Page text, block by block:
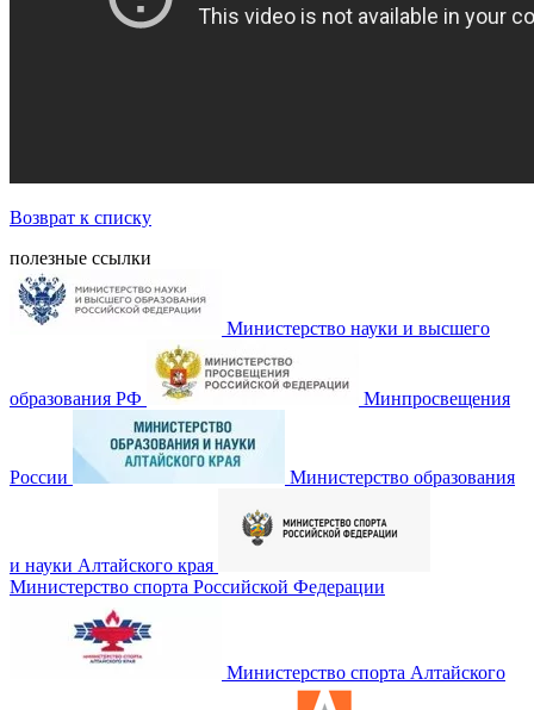
Возврат к списку
полезные ссылки
Министерство науки и высшего
образования РФ Минпросвещения
России Министерство образования
и науки Алтайского края
Министерство спорта Российской Федерации
Министерство спорта Алтайского